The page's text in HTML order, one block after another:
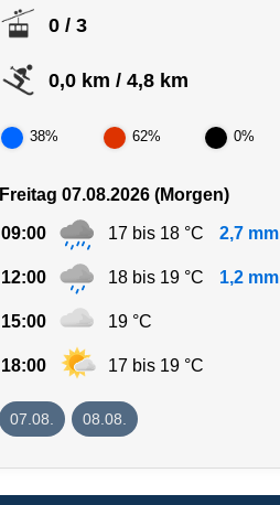
0 / 3
0,0 km / 4,8 km
38% 62% 0%
Freitag 07.08.2026 (Morgen)
09:00 17 bis 18 °C 2,7 mm
12:00 18 bis 19 °C 1,2 mm
15:00 19 °C
18:00 17 bis 19 °C
07.08. 08.08.